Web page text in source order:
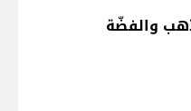
والفضّة